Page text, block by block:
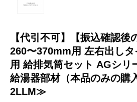
【代引不可】【振込確認後
260〜370mm用 左右出し
用 給排気筒セット AGシリ
給湯器部材（本品のみの購
2LLM≫